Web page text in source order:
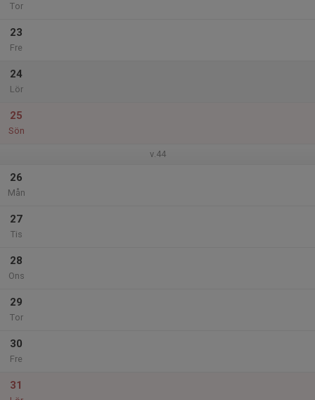
Tor
23
Fre
24
Lör
25
Sön
v.44
26
Mån
27
Tis
28
Ons
29
Tor
30
Fre
31